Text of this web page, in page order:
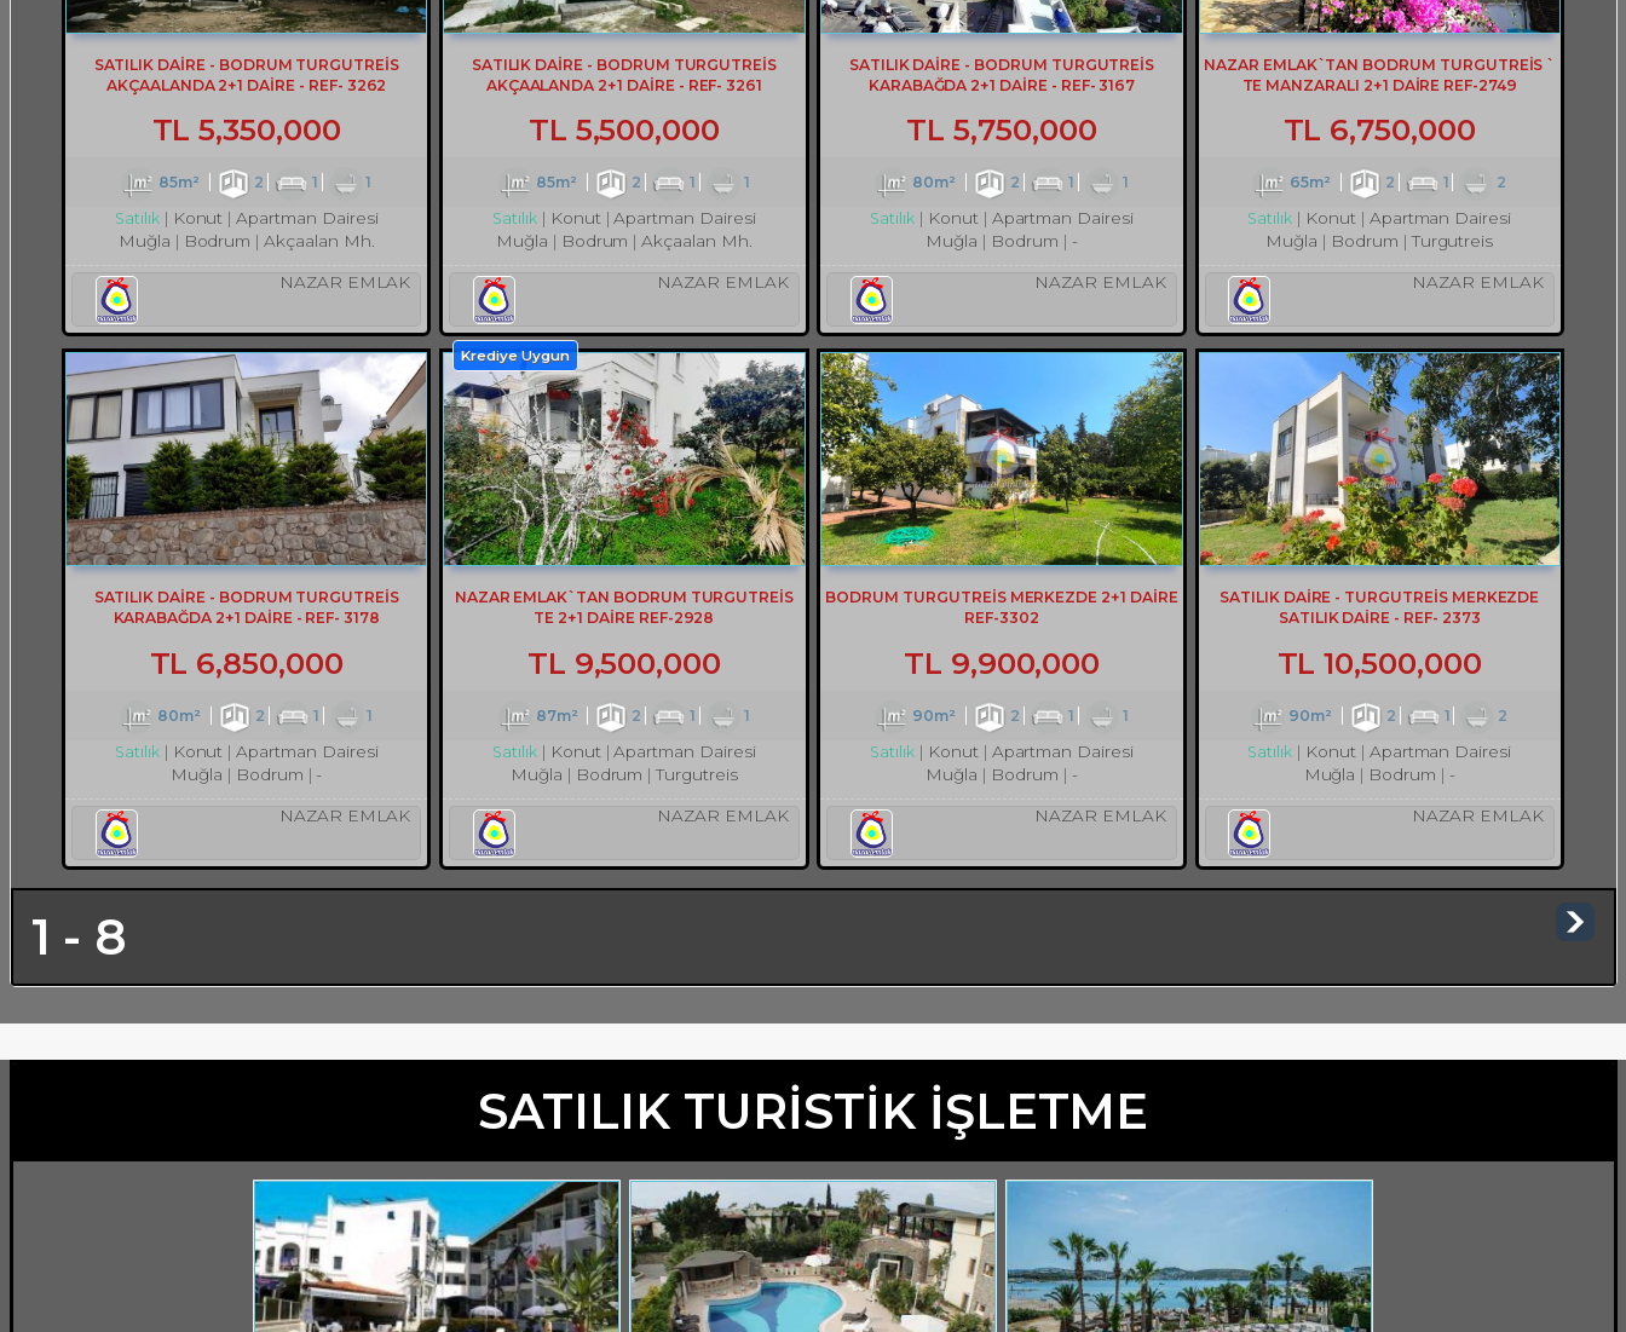
SATILIK DAİRE - BODRUM TURGUTREİS
AKÇAALANDA 2+1 DAİRE - REF- 3262
TL 5,350,000
85m² 2 1
1
Satılık
Konut
Apartman Dairesi
Muğla
Bodrum Akçaalan Mh.
NAZAR EMLAK
SATILIK DAİRE - BODRUM TURGUTREİS
AKÇAALANDA 2+1 DAİRE - REF- 3261
TL 5,500,000
85m² 2 1
1
Satılık
Konut
Apartman Dairesi
Muğla
Bodrum Akçaalan Mh.
NAZAR EMLAK
SATILIK DAİRE - BODRUM TURGUTREİS
KARABAĞDA 2+1 DAİRE - REF- 3167
TL 5,750,000
80m² 2 1
1
Satılık
Konut
Apartman Dairesi
Muğla
Bodrum -
NAZAR EMLAK
NAZAR EMLAK`TAN BODRUM TURGUTREİS `
TE MANZARALI 2+1 DAİRE REF-2749
TL 6,750,000
65m² 2 1
2
Satılık
Konut
Apartman Dairesi
Muğla
Bodrum Turgutreis
NAZAR EMLAK
SATILIK DAİRE - BODRUM TURGUTREİS
KARABAĞDA 2+1 DAİRE - REF- 3178
TL 6,850,000
80m² 2 1
1
Satılık
Konut
Apartman Dairesi
Muğla
Bodrum -
NAZAR EMLAK
Krediye Uygun
NAZAR EMLAK`TAN BODRUM TURGUTREİS
TE 2+1 DAİRE REF-2928
TL 9,500,000
87m² 2 1
1
Satılık
Konut
Apartman Dairesi
Muğla
Bodrum Turgutreis
NAZAR EMLAK
BODRUM TURGUTREİS MERKEZDE 2+1 DAİRE
REF-3302
TL 9,900,000
90m² 2 1
1
Satılık
Konut
Apartman Dairesi
Muğla
Bodrum -
NAZAR EMLAK
SATILIK DAİRE - TURGUTREİS MERKEZDE
SATILIK DAİRE - REF- 2373
TL 10,500,000
90m² 2 1
2
Satılık
Konut
Apartman Dairesi
Muğla
Bodrum -
NAZAR EMLAK
1 - 8
SATILIK TURİSTİK İŞLETME